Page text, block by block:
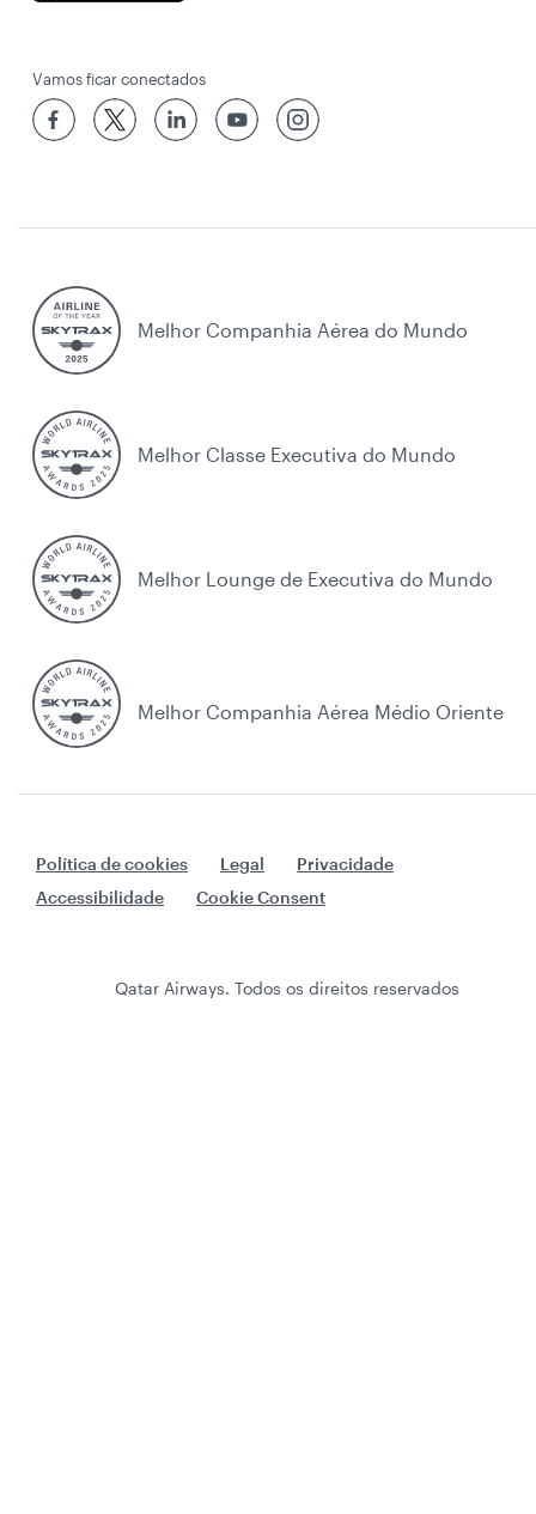
Vamos ficar conectados
Melhor Companhia Aérea do Mundo
Melhor Classe Executiva do Mundo
Melhor Lounge de Executiva do Mundo
Melhor Companhia Aérea Médio Oriente
Política de cookies Legal
Privacidade
Accessibilidade
Cookie Consent
Qatar Airways. Todos os direitos reservados